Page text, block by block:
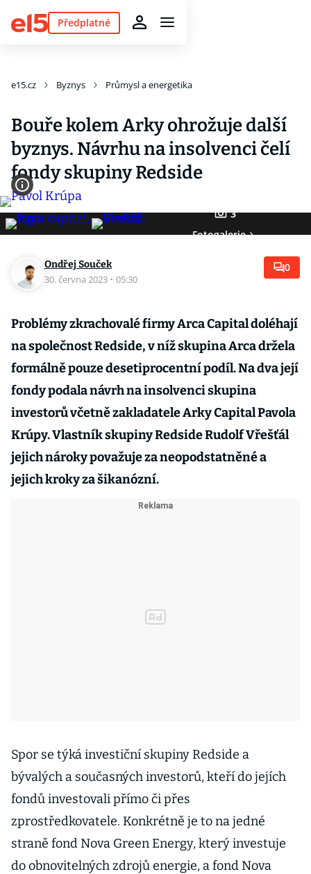
Předplatné
e15.cz Byznys Průmysl a energetika
Bouře kolem Arky ohrožuje další
byznys. Návrhu na insolvenci čelí
fondy skupiny Redside
3
Fotogalerie
Ondřej Souček
30. června 2023 · 05:30
0
Problémy zkrachovalé firmy Arca Capital doléhají
na společnost Redside, v níž skupina Arca držela
formálně pouze desetiprocentní podíl. Na dva její
fondy podala návrh na insolvenci skupina
investorů včetně zakladatele Arky Capital Pavola
Krúpy. Vlastník skupiny Redside Rudolf Vřešťál
jejich nároky považuje za neopodstatněné a
jejich kroky za šikanózní.
Spor se týká investiční skupiny Redside a
bývalých a současných investorů, kteří do jejích
fondů investovali přímo či přes
zprostředkovatele. Konkrétně je to na jedné
straně fond Nova Green Energy, který investuje
do obnovitelných zdrojů energie, a fond Nova